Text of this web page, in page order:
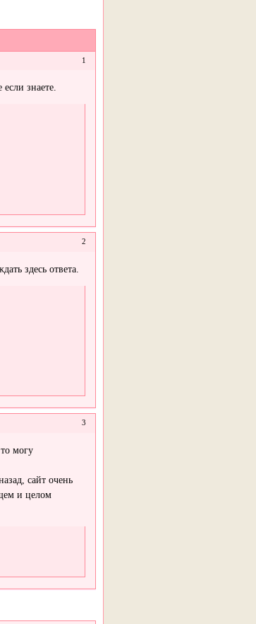
1
знаете.
2
здесь ответа.
3
могу
сайт очень
и целом